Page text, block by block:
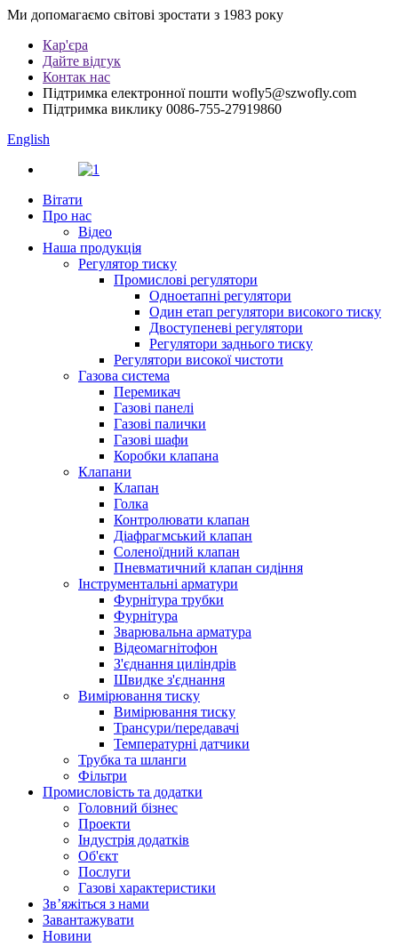
Ми допомагаємо світові зростати з 1983 року
Кар'єра
Дайте відгук
Контак нас
Підтримка електронної пошти wofly5@szwofly.com
Підтримка виклику 0086-755-27919860
English
Вітати
Про нас
Відео
Наша продукція
Регулятор тиску
Промислові регулятори
Одноетапні регулятори
Один етап регулятори високого тиску
Двоступеневі регулятори
Регулятори заднього тиску
Регулятори високої чистоти
Газова система
Перемикач
Газові панелі
Газові палички
Газові шафи
Коробки клапана
Клапани
Клапан
Голка
Контролювати клапан
Діафрагмський клапан
Соленоїдний клапан
Пневматичний клапан сидіння
Інструментальні арматури
Фурнітура трубки
Фурнітура
Зварювальна арматура
Відеомагнітофон
З'єднання циліндрів
Швидке з'єднання
Вимірювання тиску
Вимірювання тиску
Трансури/передавачі
Температурні датчики
Трубка та шланги
Фільтри
Промисловість та додатки
Головний бізнес
Проекти
Індустрія додатків
Об'єкт
Послуги
Газові характеристики
Зв’яжіться з нами
Завантажувати
Новини